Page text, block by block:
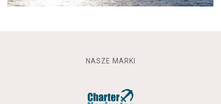
NASZE MARKI